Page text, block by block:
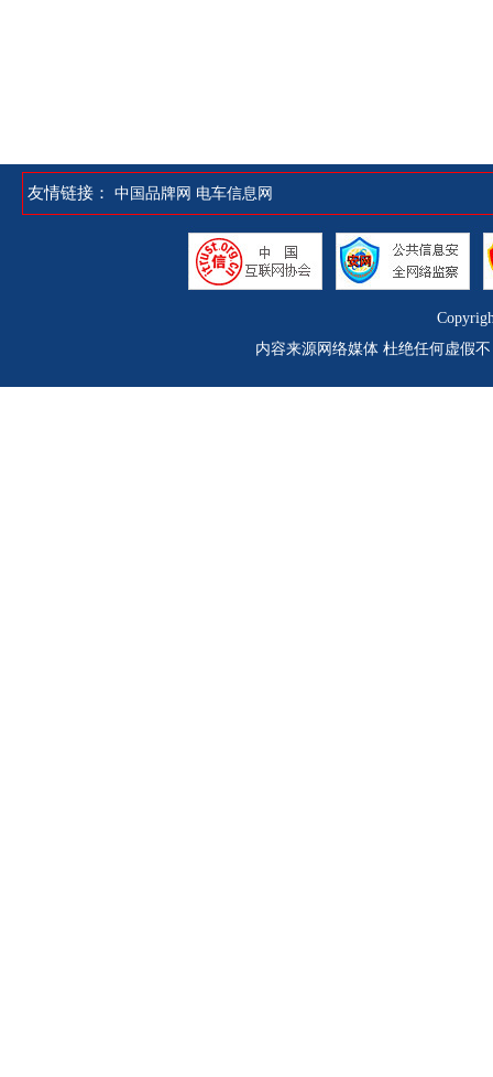
友情链接： 中国品牌网 电车信息网
内容来源网络媒体 杜绝任何虚假